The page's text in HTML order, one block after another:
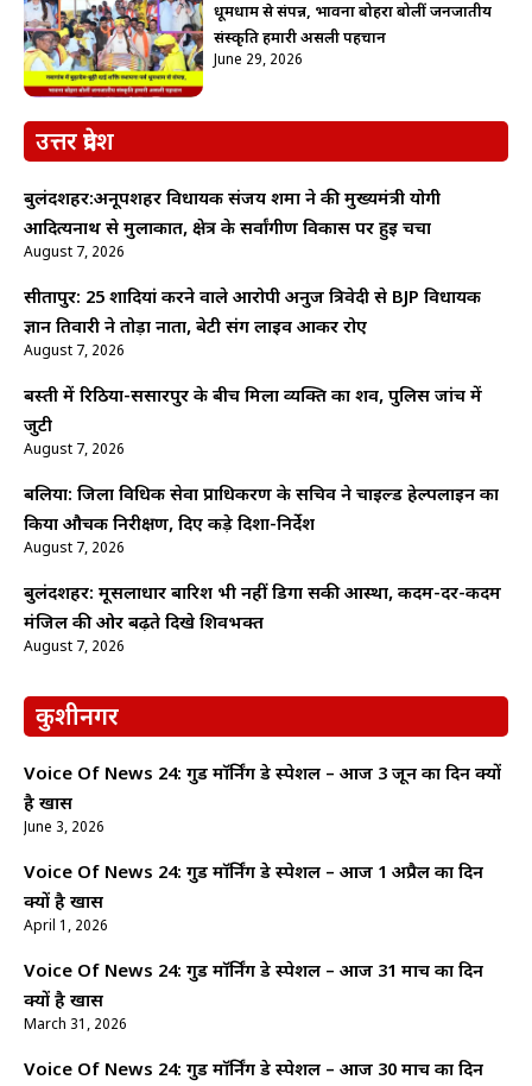
धूमधाम से संपन्न, भावना बोहरा बोलीं जनजातीय
संस्कृति हमारी असली पहचान
June 29, 2026
उत्तर प्रदेश
बुलंदशहर:अनूपशहर विधायक संजय शर्मा ने की मुख्यमंत्री योगी
आदित्यनाथ से मुलाकात, क्षेत्र के सर्वांगीण विकास पर हुई चर्चा
August 7, 2026
सीतापुर: 25 शादियां करने वाले आरोपी अनुज त्रिवेदी से BJP विधायक
ज्ञान तिवारी ने तोड़ा नाता, बेटी संग लाइव आकर रोए
August 7, 2026
बस्ती में रिठिया-ससारपुर के बीच मिला व्यक्ति का शव, पुलिस जांच में
जुटी
August 7, 2026
बलिया: जिला विधिक सेवा प्राधिकरण के सचिव ने चाइल्ड हेल्पलाइन का
किया औचक निरीक्षण, दिए कड़े दिशा-निर्देश
August 7, 2026
बुलंदशहर: मूसलाधार बारिश भी नहीं डिगा सकी आस्था, कदम-दर-कदम
मंजिल की ओर बढ़ते दिखे शिवभक्त
August 7, 2026
कुशीनगर
Voice Of News 24: गुड माॅर्निंग डे स्पेशल – आज 3 जून का दिन क्यों
है खास
June 3, 2026
Voice Of News 24: गुड माॅर्निंग डे स्पेशल – आज 1 अप्रैल का दिन
क्यों है खास
April 1, 2026
Voice Of News 24: गुड माॅर्निंग डे स्पेशल – आज 31 मार्च का दिन
क्यों है खास
March 31, 2026
Voice Of News 24: गुड माॅर्निंग डे स्पेशल – आज 30 मार्च का दिन